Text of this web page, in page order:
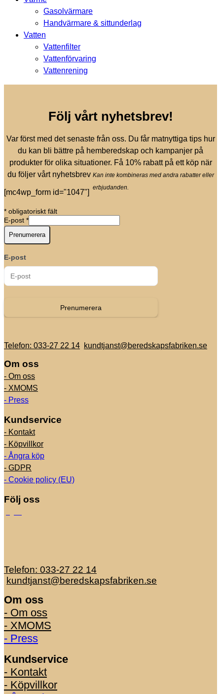
Gasolvärmare
Handvärmare & sittunderlag
Vatten
Vattenfilter
Vattenförvaring
Vattenrening
Följ vårt nyhetsbrev!
Var först med det senaste från oss. Du får matnyttiga tips hur
du kan bli bättre på hemberedskap och kampanjer på
produkter för olika situationer. Få 10% rabatt på ett köp när
du följer vårt nyhetsbrev Kan inte kombineras med andra rabatter eller
erbjudanden.
[mc4wp_form id="1047"]
* obligatoriskt fält
E-post *
E-post
Prenumerera
Telefon: 033-27 22 14 kundtjanst@beredskapsfabriken.se
Om oss
- Om oss
- XMOMS
- Press
Kundservice
- Kontakt
- Köpvillkor
- Ångra köp
- GDPR
- Cookie policy (EU)
Följ oss
Telefon: 033-27 22 14
kundtjanst@beredskapsfabriken.se
Om oss
- Om oss
- XMOMS
- Press
Kundservice
- Kontakt
- Köpvillkor